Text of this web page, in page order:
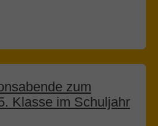
zum
Klasse im Schuljahr